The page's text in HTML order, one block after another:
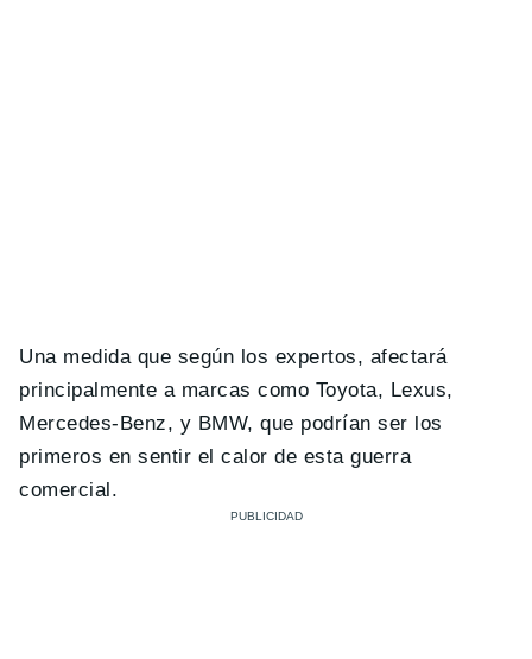
Una medida que según los expertos, afectará
principalmente a marcas como Toyota, Lexus,
Mercedes-Benz, y BMW, que podrían ser los
primeros en sentir el calor de esta guerra
comercial.